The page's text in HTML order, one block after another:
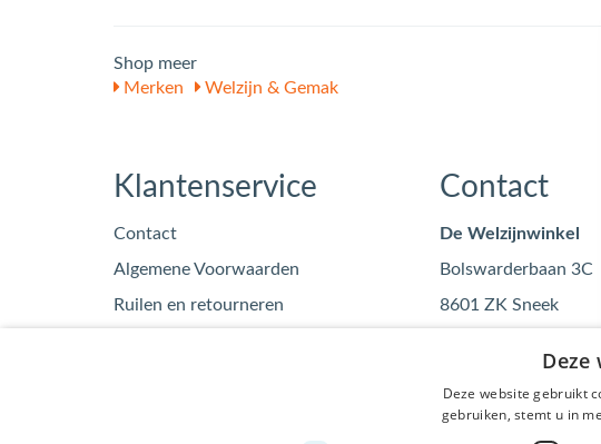
Shop meer
Merken
Welzijn & Gemak
Klantenservice
Contact
Algemene Voorwaarden
Ruilen en retourneren
Contact
De Welzijnwinkel
Bolswarderbaan 3C
8601 ZK Sneek
KvK: 70553122
Deze
Deze website gebruikt
gebruiken, stemt u in